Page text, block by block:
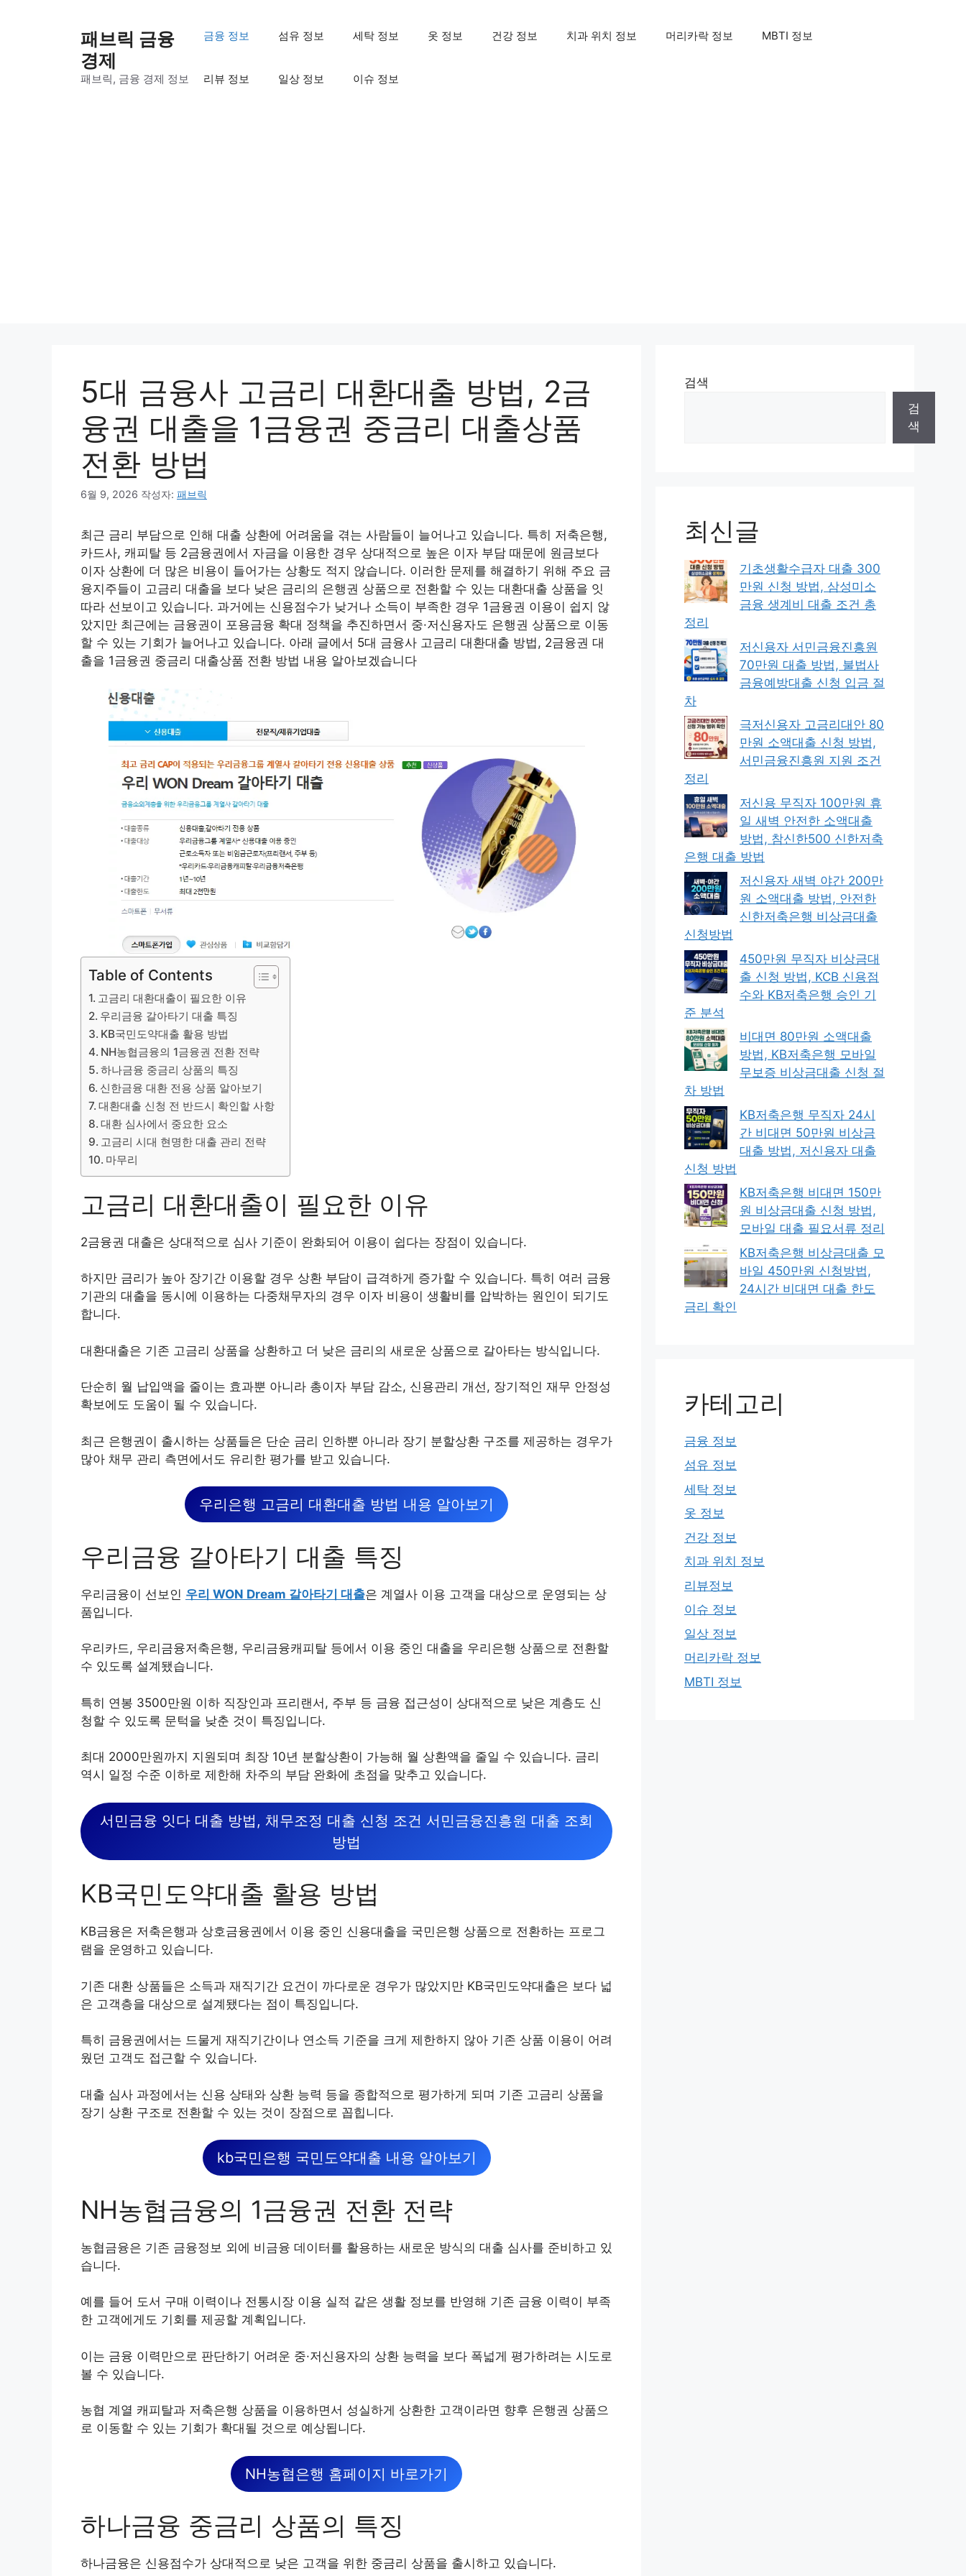
패브릭 금융
경제
패브릭, 금융 경제 정보
금융 정보 섬유 정보 세탁 정보 옷 정보 건강 정보 치과 위치 정보 머리카락 정보 MBTI 정보
리뷰 정보 일상 정보 이슈 정보
5대 금융사 고금리 대환대출 방법, 2금
융권 대출을 1금융권 중금리 대출상품
전환 방법
6월 9, 2026 작성자: 패브릭
최근 금리 부담으로 인해 대출 상환에 어려움을 겪는 사람들이 늘어나고 있습니다. 특히 저축은행,
카드사, 캐피탈 등 2금융권에서 자금을 이용한 경우 상대적으로 높은 이자 부담 때문에 원금보다
이자 상환에 더 많은 비용이 들어가는 상황도 적지 않습니다. 이러한 문제를 해결하기 위해 주요 금
융지주들이 고금리 대출을 보다 낮은 금리의 은행권 상품으로 전환할 수 있는 대환대출 상품을 잇
따라 선보이고 있습니다. 과거에는 신용점수가 낮거나 소득이 부족한 경우 1금융권 이용이 쉽지 않
았지만 최근에는 금융권이 포용금융 확대 정책을 추진하면서 중·저신용자도 은행권 상품으로 이동
할 수 있는 기회가 늘어나고 있습니다. 아래 글에서 5대 금융사 고금리 대환대출 방법, 2금융권 대
출을 1금융권 중금리 대출상품 전환 방법 내용 알아보겠습니다
Table of Contents
고금리 대환대출이 필요한 이유
우리금융 갈아타기 대출 특징
KB국민도약대출 활용 방법
NH농협금융의 1금융권 전환 전략
하나금융 중금리 상품의 특징
신한금융 대환 전용 상품 알아보기
대환대출 신청 전 반드시 확인할 사항
대환 심사에서 중요한 요소
고금리 시대 현명한 대출 관리 전략
마무리
고금리 대환대출이 필요한 이유
2금융권 대출은 상대적으로 심사 기준이 완화되어 이용이 쉽다는 장점이 있습니다.
하지만 금리가 높아 장기간 이용할 경우 상환 부담이 급격하게 증가할 수 있습니다. 특히 여러 금융
기관의 대출을 동시에 이용하는 다중채무자의 경우 이자 비용이 생활비를 압박하는 원인이 되기도
합니다.
대환대출은 기존 고금리 상품을 상환하고 더 낮은 금리의 새로운 상품으로 갈아타는 방식입니다.
단순히 월 납입액을 줄이는 효과뿐 아니라 총이자 부담 감소, 신용관리 개선, 장기적인 재무 안정성
확보에도 도움이 될 수 있습니다.
최근 은행권이 출시하는 상품들은 단순 금리 인하뿐 아니라 장기 분할상환 구조를 제공하는 경우가
많아 채무 관리 측면에서도 유리한 평가를 받고 있습니다.
우리은행 고금리 대환대출 방법 내용 알아보기
우리금융 갈아타기 대출 특징
우리금융이 선보인 우리 WON Dream 갈아타기 대출은 계열사 이용 고객을 대상으로 운영되는 상
품입니다.
우리카드, 우리금융저축은행, 우리금융캐피탈 등에서 이용 중인 대출을 우리은행 상품으로 전환할
수 있도록 설계됐습니다.
특히 연봉 3500만원 이하 직장인과 프리랜서, 주부 등 금융 접근성이 상대적으로 낮은 계층도 신
청할 수 있도록 문턱을 낮춘 것이 특징입니다.
최대 2000만원까지 지원되며 최장 10년 분할상환이 가능해 월 상환액을 줄일 수 있습니다. 금리
역시 일정 수준 이하로 제한해 차주의 부담 완화에 초점을 맞추고 있습니다.
서민금융 잇다 대출 방법, 채무조정 대출 신청 조건 서민금융진흥원 대출 조회
방법
KB국민도약대출 활용 방법
KB금융은 저축은행과 상호금융권에서 이용 중인 신용대출을 국민은행 상품으로 전환하는 프로그
램을 운영하고 있습니다.
기존 대환 상품들은 소득과 재직기간 요건이 까다로운 경우가 많았지만 KB국민도약대출은 보다 넓
은 고객층을 대상으로 설계됐다는 점이 특징입니다.
특히 금융권에서는 드물게 재직기간이나 연소득 기준을 크게 제한하지 않아 기존 상품 이용이 어려
웠던 고객도 접근할 수 있습니다.
대출 심사 과정에서는 신용 상태와 상환 능력 등을 종합적으로 평가하게 되며 기존 고금리 상품을
장기 상환 구조로 전환할 수 있는 것이 장점으로 꼽힙니다.
kb국민은행 국민도약대출 내용 알아보기
NH농협금융의 1금융권 전환 전략
농협금융은 기존 금융정보 외에 비금융 데이터를 활용하는 새로운 방식의 대출 심사를 준비하고 있
습니다.
예를 들어 도서 구매 이력이나 전통시장 이용 실적 같은 생활 정보를 반영해 기존 금융 이력이 부족
한 고객에게도 기회를 제공할 계획입니다.
이는 금융 이력만으로 판단하기 어려운 중·저신용자의 상환 능력을 보다 폭넓게 평가하려는 시도로
볼 수 있습니다.
농협 계열 캐피탈과 저축은행 상품을 이용하면서 성실하게 상환한 고객이라면 향후 은행권 상품으
로 이동할 수 있는 기회가 확대될 것으로 예상됩니다.
NH농협은행 홈페이지 바로가기
하나금융 중금리 상품의 특징
하나금융은 신용점수가 상대적으로 낮은 고객을 위한 중금리 상품을 출시하고 있습니다.
검색
검
색
최신글
기초생활수급자 대출 300
만원 신청 방법, 삼성미소
금융 생계비 대출 조건 총
정리
저신용자 서민금융진흥원
70만원 대출 방법, 불법사
금융예방대출 신청 입금 절
차
극저신용자 고금리대안 80
만원 소액대출 신청 방법,
서민금융진흥원 지원 조건
정리
저신용 무직자 100만원 휴
일 새벽 안전한 소액대출
방법, 참신한500 신한저축
은행 대출 방법
저신용자 새벽 야간 200만
원 소액대출 방법, 안전한
신한저축은행 비상금대출
신청방법
450만원 무직자 비상금대
출 신청 방법, KCB 신용점
수와 KB저축은행 승인 기
준 분석
비대면 80만원 소액대출
방법, KB저축은행 모바일
무보증 비상금대출 신청 절
차 방법
KB저축은행 무직자 24시
간 비대면 50만원 비상금
대출 방법, 저신용자 대출
신청 방법
KB저축은행 비대면 150만
원 비상금대출 신청 방법,
모바일 대출 필요서류 정리
KB저축은행 비상금대출 모
바일 450만원 신청방법,
24시간 비대면 대출 한도
금리 확인
카테고리
금융 정보
섬유 정보
세탁 정보
옷 정보
건강 정보
치과 위치 정보
리뷰정보
이슈 정보
일상 정보
머리카락 정보
MBTI 정보